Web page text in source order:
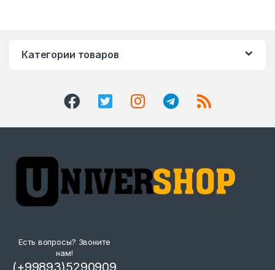
Категории товаров
Есть вопросы? Звоните
нам!
(+99893)5290909